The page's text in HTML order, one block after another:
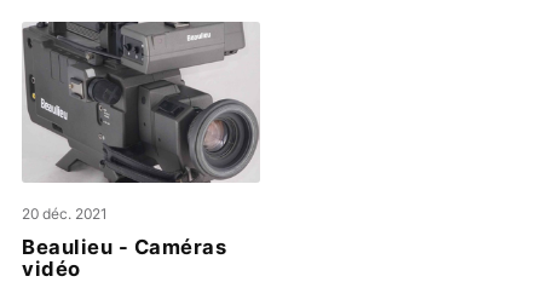
20 déc. 2021
Beaulieu - Caméras
vidéo